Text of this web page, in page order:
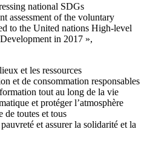
national SDGs
assessment of the voluntary
to the United nations High-level
in 2017 »,
et les ressources
et de consommation responsables
tout au long de la vie
et protéger l’atmosphère
de toutes et tous
et assurer la solidarité et la